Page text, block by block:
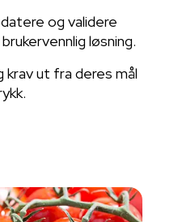
og validere
løsning.
krav ut fra deres mål